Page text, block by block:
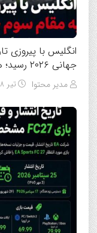
انگلیس با پیروزی
جهانی ۲۰۲۶ رسید؛ هت‌تریک ساکا در شب ۱۰ گله میامی
مدیر محتوا تیر ۲۸, ۱۴۰۵